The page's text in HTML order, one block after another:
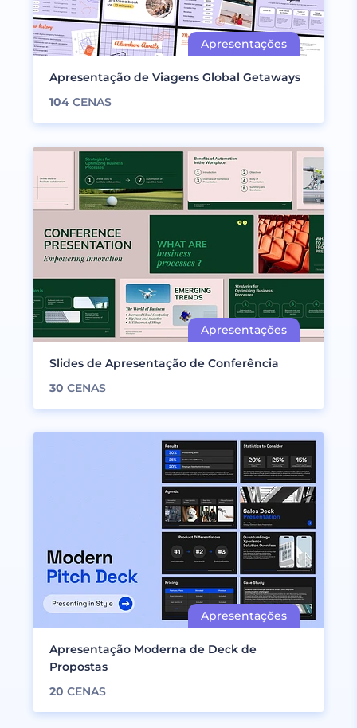
Apresentação de Viagens Global Getaways
104 CENAS
Slides de Apresentação de Conferência
30 CENAS
Apresentação Moderna de Deck de
Propostas
20 CENAS